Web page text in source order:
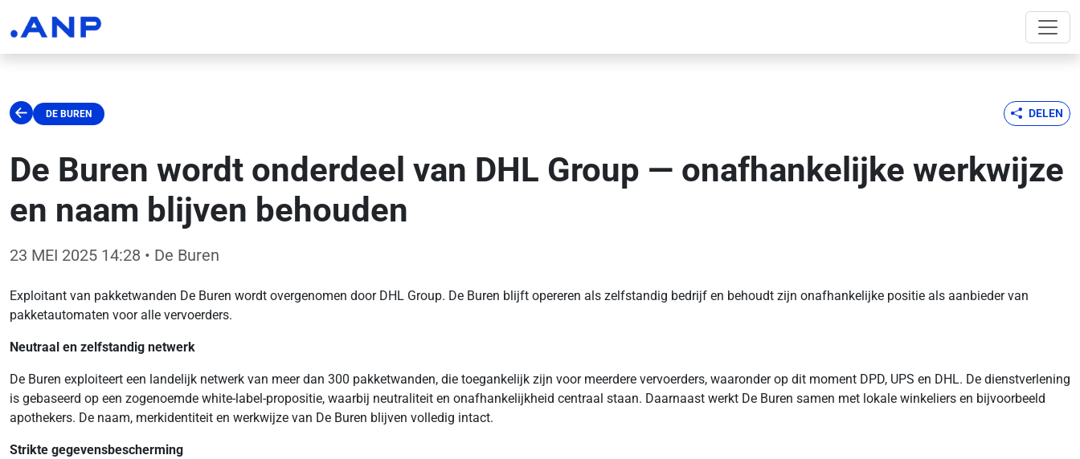
DE BUREN DELEN
De Buren wordt onderdeel van DHL Group — onafhankelijke werkwijze
en naam blijven behouden
23 MEI 2025 14:28 • De Buren
Exploitant van pakketwanden De Buren wordt overgenomen door DHL Group. De Buren blijft opereren als zelfstandig bedrijf en behoudt zijn onafhankelijke positie als aanbieder van
pakketautomaten voor alle vervoerders.
Neutraal en zelfstandig netwerk
De Buren exploiteert een landelijk netwerk van meer dan 300 pakketwanden, die toegankelijk zijn voor meerdere vervoerders, waaronder op dit moment DPD, UPS en DHL. De dienstverlening
is gebaseerd op een zogenoemde white-label-propositie, waarbij neutraliteit en onafhankelijkheid centraal staan. Daarnaast werkt De Buren samen met lokale winkeliers en bijvoorbeeld
apothekers. De naam, merkidentiteit en werkwijze van De Buren blijven volledig intact.
Strikte gegevensbescherming